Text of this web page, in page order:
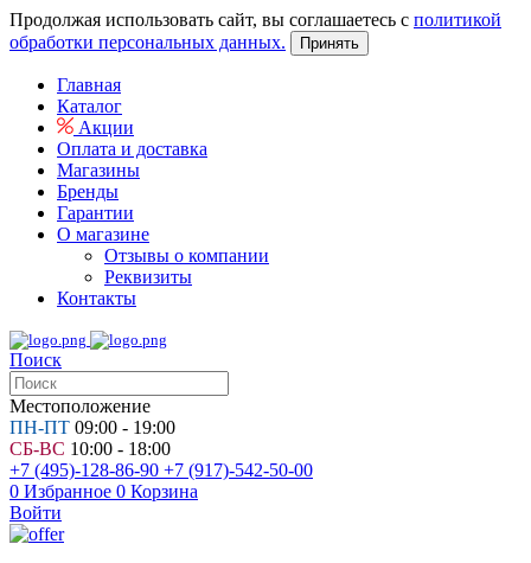
Продолжая использовать сайт, вы соглашаетесь с политикой
обработки персональных данных.
Принять
Главная
Каталог
Акции
Оплата и доставка
Магазины
Бренды
Гарантии
О магазине
Отзывы о компании
Реквизиты
Контакты
Поиск
Местоположение
ПН-ПТ 09:00 - 19:00
СБ-ВС 10:00 - 18:00
+7 (495)-128-86-90 +7 (917)-542-50-00
0 Избранное 0 Корзина
Войти